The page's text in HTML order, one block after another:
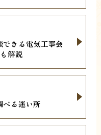
きる電気工事会
解説
べる迷い所